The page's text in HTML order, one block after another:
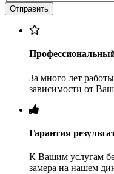
За много лет
зависимости от
Гарантия
К Вашим услугам
замера на нашем